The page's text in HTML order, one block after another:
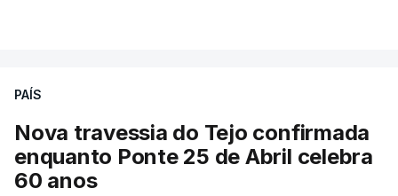
PAÍS
Nova travessia do Tejo confirmada
enquanto Ponte 25 de Abril celebra
60 anos